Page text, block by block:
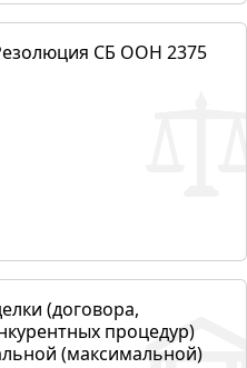
СБ ООН 2375
(договора,
процедур)
(максимальной)